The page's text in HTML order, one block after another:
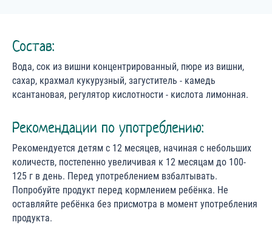
Состав:
Вода, сок из вишни концентрированный, пюре из вишни,
сахар, крахмал кукурузный, загуститель - камедь
ксантановая, регулятор кислотности - кислота лимонная.
Рекомендации по употреблению:
Рекомендуется детям с 12 месяцев, начиная с небольших
количеств, постепенно увеличивая к 12 месяцам до 100-
125 г в день. Перед употреблением взбалтывать.
Попробуйте продукт перед кормлением ребёнка. Не
оставляйте ребёнка без присмотра в момент употребления
продукта.